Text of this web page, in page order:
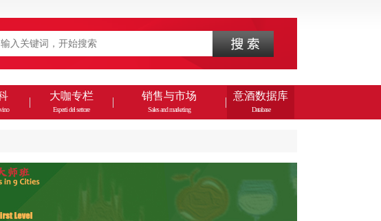
大咖专栏
Esperti del settore
销售与市场
Sales and marketing
意酒数据库
Database